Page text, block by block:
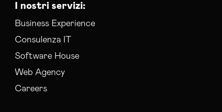
I nostri servizi:
Business Experience
Consulenza IT
Software House
Web Agency
Careers